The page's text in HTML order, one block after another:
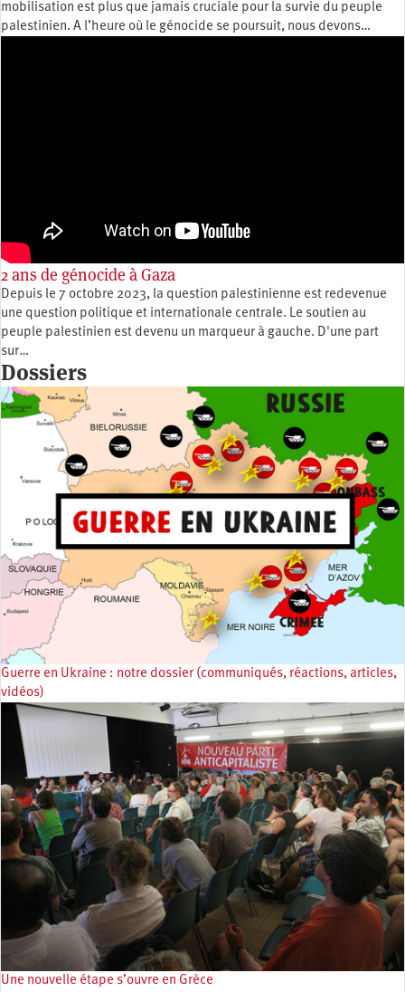
mobilisation est plus que jamais cruciale pour la survie du peuple
palestinien. A l’heure où le génocide se poursuit, nous devons…
2 ans de génocide à Gaza
Depuis le 7 octobre 2023, la question palestinienne est redevenue
une question politique et internationale centrale. Le soutien au
peuple palestinien est devenu un marqueur à gauche. D'une part
sur…
Dossiers
Guerre en Ukraine : notre dossier (communiqués, réactions, articles,
vidéos)
Une nouvelle étape s’ouvre en Grèce